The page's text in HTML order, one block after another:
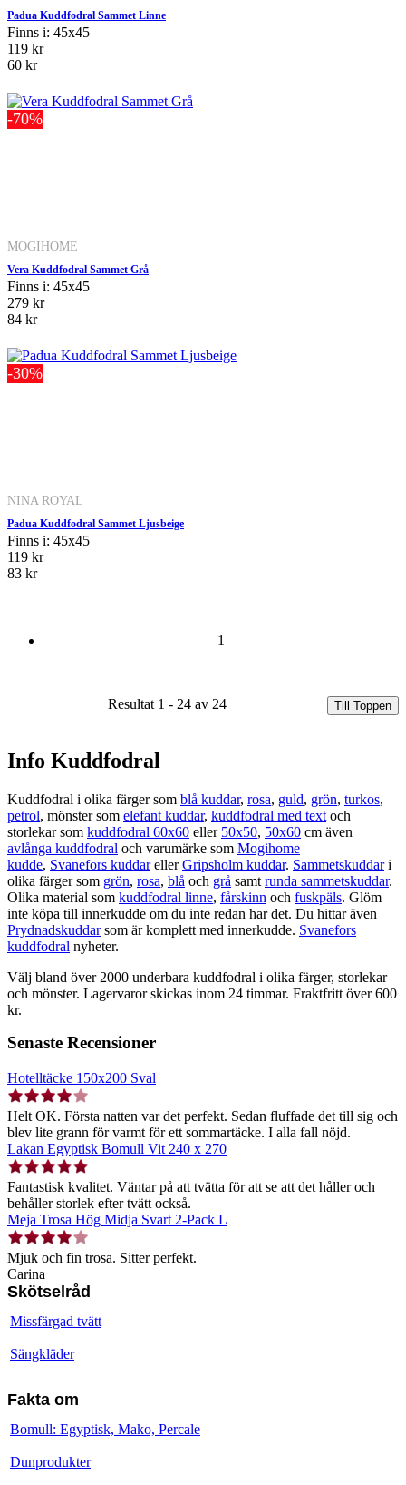
Padua Kuddfodral Sammet Linne
Finns i: 45x45
119 kr
60 kr
-70%
MOGIHOME
Vera Kuddfodral Sammet Grå
Finns i: 45x45
279 kr
84 kr
-30%
NINA ROYAL
Padua Kuddfodral Sammet Ljusbeige
Finns i: 45x45
119 kr
83 kr
1
Resultat 1 - 24 av 24 Till Toppen
Info Kuddfodral
Kuddfodral i olika färger som blå kuddar, rosa, guld, grön, turkos,
petrol, mönster som elefant kuddar, kuddfodral med text och
storlekar som kuddfodral 60x60 eller 50x50, 50x60 cm även
avlånga kuddfodral och varumärke som Mogihome
kudde, Svanefors kuddarellerGripsholm kuddar. Sammetskuddari
olika färger som grön, rosa, blå och grå samt runda sammetskuddar.
Olika material som kuddfodral linne, fårskinn och fuskpäls. Glöm
inte köpa till innerkudde om du inte redan har det. Du hittar även
Prydnadskuddarsom är komplett med innerkudde. Svanefors
kuddfodral nyheter.
Välj bland över 2000 underbara kuddfodral i olika färger, storlekar
och mönster. Lagervaror skickas inom 24 timmar. Fraktfritt över 600
kr.
Senaste Recensioner
Hotelltäcke 150x200 Sval
Helt OK. Första natten var det perfekt. Sedan fluffade det till sig och
blev lite grann för varmt för ett sommartäcke. I alla fall nöjd.
Lakan Egyptisk Bomull Vit 240 x 270
Fantastisk kvalitet. Väntar på att tvätta för att se att det håller och
behåller storlek efter tvätt också.
Meja Trosa Hög Midja Svart 2-Pack L
Mjuk och fin trosa. Sitter perfekt.
Carina
Skötselråd
Missfärgad tvätt
Sängkläder
Fakta om
Bomull: Egyptisk, Mako, Percale
Dunprodukter